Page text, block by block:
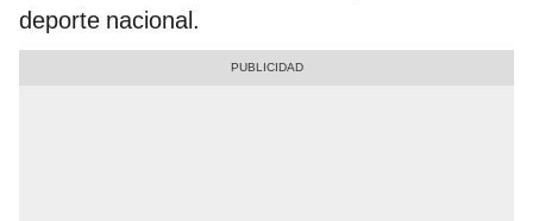
deporte nacional.